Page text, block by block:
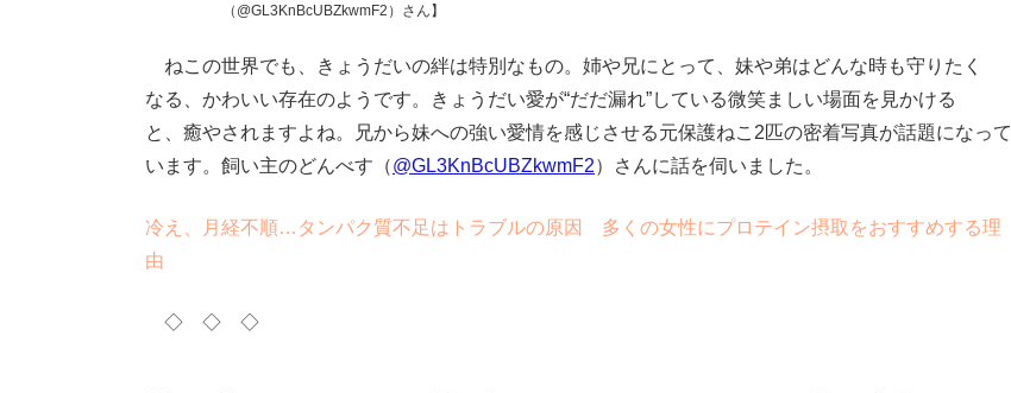
（@GL3KnBcUBZkwmF2）さん】
ねこの世界でも、きょうだいの絆は特別なもの。姉や兄にとって、妹や弟はどんな時も守りたく
なる、かわいい存在のようです。きょうだい愛が“だだ漏れ”している微笑ましい場面を見かける
と、癒やされますよね。兄から妹への強い愛情を感じさせる元保護ねこ2匹の密着写真が話題になって
います。飼い主のどんべす（@GL3KnBcUBZkwmF2）さんに話を伺いました。
冷え、月経不順…タンパク質不足はトラブルの原因 多くの女性にプロテイン摂取をおすすめする理
由
◇ ◇ ◇